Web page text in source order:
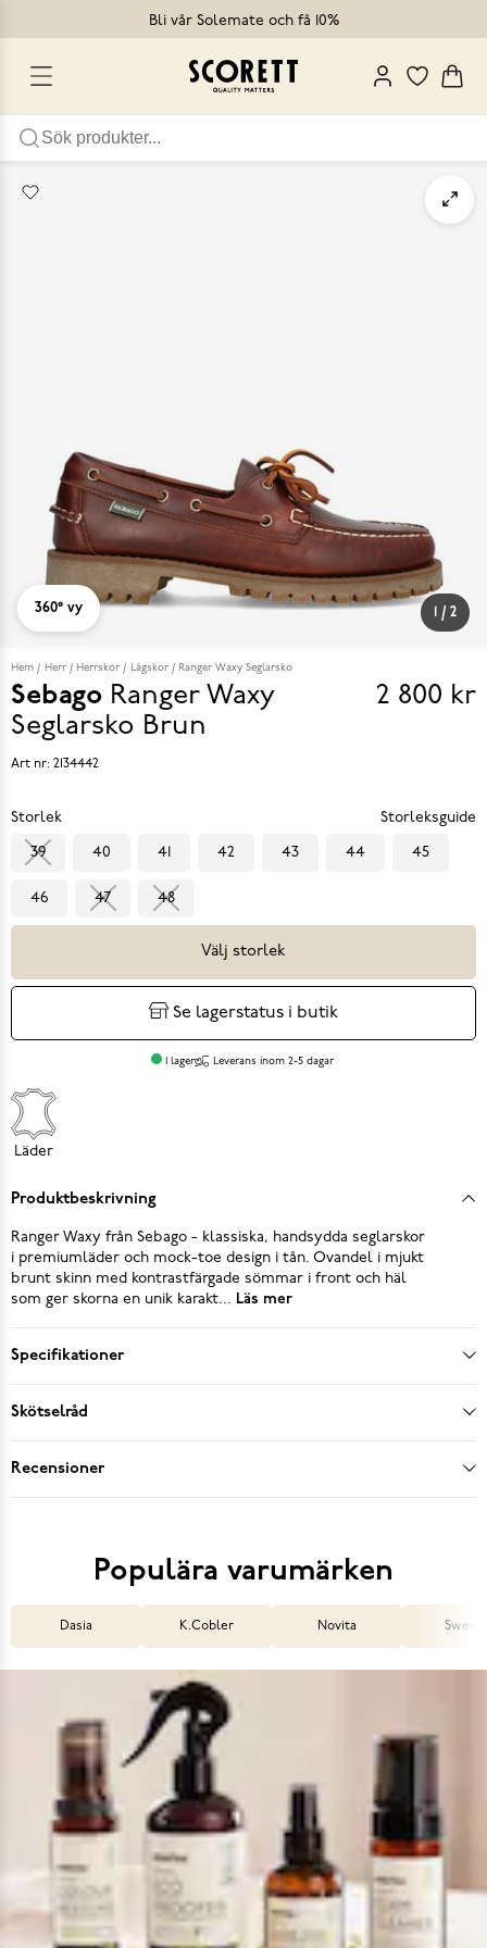
Bli vår Solemate och få 10%
/ 2
360° vy
Hem Herr Herrskor Lågskor Ranger Waxy Seglarsko
Sebago Ranger Waxy
Seglarsko Brun
Pris
2 800 kr
Art nr: 2134442
Storlek Storleksguide
39 40 41 42 43 44 45
46 47 48
Välj storlek
Se lagerstatus i butik
I lager Leverans inom 2-5 dagar
Läder
Produktbeskrivning
Ranger Waxy från Sebago - klassiska, handsydda seglarskor
i premiumläder och mock-toe design i tån. Ovandel i mjukt
brunt skinn med kontrastfärgade sömmar i front och häl
som ger skorna en unik karakt... Läs mer
Specifikationer
Skötselråd
Recensioner
Populära varumärken
Dasia K.Cobler Novita